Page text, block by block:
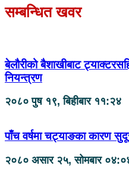
सम्बन्धित खवर
बेलौरीको बैशाखीबाट
नियन्त्रण
२०८० पुष १९, बिहीबार ११:२४
पाँच वर्षमा चट्याङका कारण
२०८० असार २५, सोमबार